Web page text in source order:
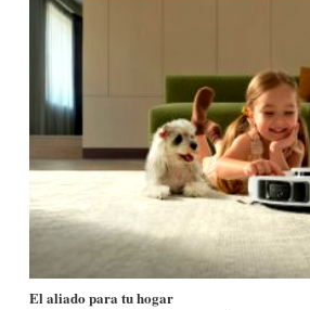
El aliado para tu hogar